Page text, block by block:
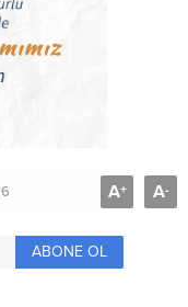
6 A+ A-
ABONE OL